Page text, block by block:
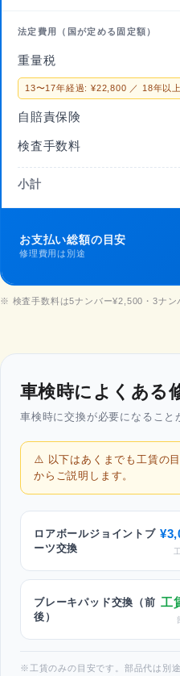
法定費用（国が定める固定額）
重量税
13〜17年経過: ¥22,800 ／ 18年以
自賠責保険
検査手数料
小計
お支払い総額の目安
修理費用は別途
※ 検査手数料は5ナンバー¥2,500・3ナン
車検時によくある
車検時に交換が必要になること
⚠️ 以下はあくまでも工賃の
からご説明します。
ロアボールジョイントブ
ーツ交換
ブレーキパッド交換（前
後）
工
※工賃のみの目安です。部品代は別